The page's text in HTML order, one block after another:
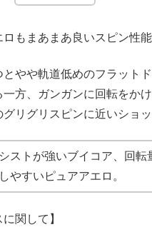
ロもまあまあ良いスピン性能
とやや軌道低めのフラット
一方、ガンガンに回転をか
グリグリスピンに近いショッ
ストが強いブイコア、回転
やすいピュアアエロ。
に関して】